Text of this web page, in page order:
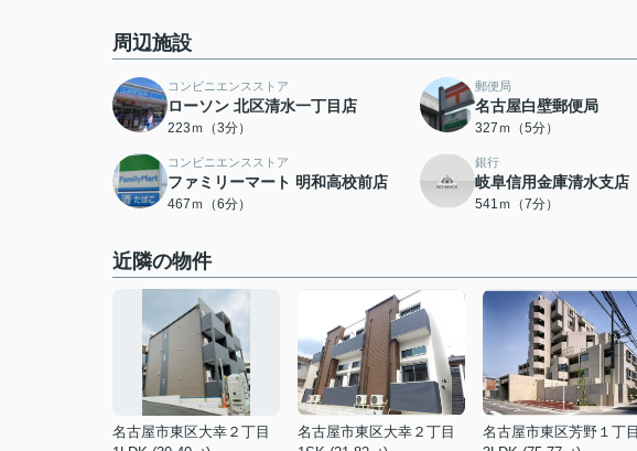
周辺施設
コンビニエンスストア
ローソン 北区清水一丁目店
223ｍ（3分）
郵便局
名古屋白壁郵便局
327ｍ（5分）
コンビニエンスストア
ファミリーマート 明和高校前店
467ｍ（6分）
銀行
岐阜信用金庫清水支店
541ｍ（7分）
近隣の物件
名古屋市東区大幸２丁目
名古屋市東区大幸２丁目
名古屋市東区芳野１丁目